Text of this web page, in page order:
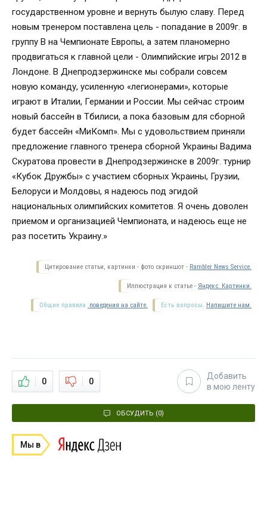
государственном уровне и вернуть былую славу. Перед
новым тренером поставлена цель - попадание в 2009г. в
группу В на Чемпионате Европы, а затем планомерно
продвигаться к главной цели - Олимпийские игры 2012 в
Лондоне. В Днепродзержинске мы собрали совсем
новую команду, усиленную «легионерами», которые
играют в Италии, Германии и России. Мы сейчас строим
новый бассейн в Тбилиси, а пока базовым для сборной
будет бассейн «МиКомп». Мы с удовольствием приняли
предложение главного тренера сборной Украины Вадима
Скуратова провести в Днепродзержинске в 2009г. турнир
«Кубок Дружбы» с участием сборных Украины, Грузии,
Белоруси и Молдовы, я надеюсь под эгидой
национальных олимпийских комитетов. Я очень доволен
приемом и организацией Чемпионата, и надеюсь еще не
раз посетить Украину.»
Цитирование статьи, картинки - фото скриншот - Rambler News Service.
Иллюстрация к статье - Яндекс. Картинки.
Есть вопросы. Напишите нам.
Общие правила поведения на сайте.
0 0
Добавить
в мою ленту
ОБСУДИТЬ (0)
Мы в